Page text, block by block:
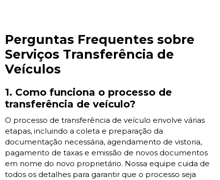
Perguntas Frequentes sobre
Serviços Transferência de
Veículos
1. Como funciona o processo de
transferência de veículo?
O processo de transferência de veículo envolve várias
etapas, incluindo a coleta e preparação da
documentação necessária, agendamento de vistoria,
pagamento de taxas e emissão de novos documentos
em nome do novo proprietário. Nossa equipe cuida de
todos os detalhes para garantir que o processo seja